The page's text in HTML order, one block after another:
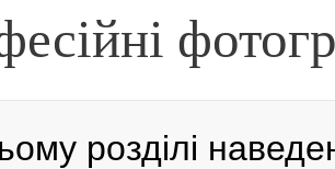
розділі